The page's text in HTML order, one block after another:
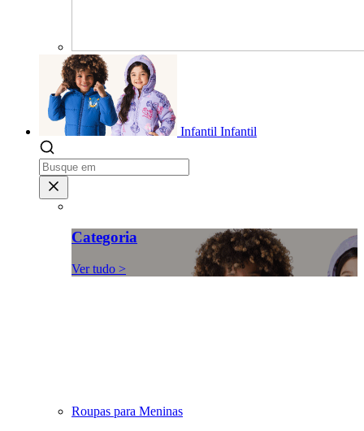
Infantil Infantil
Categoria
Ver tudo >
Roupas para Meninas